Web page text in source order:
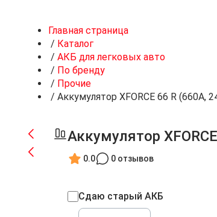
Главная страница
/ Каталог
/ АКБ для легковых авто
/ По бренду
/ Прочие
/ Аккумулятор XFORCE 66 R (660A,
Аккумулятор
0.0 0 отзывов
Сдаю старый АКБ